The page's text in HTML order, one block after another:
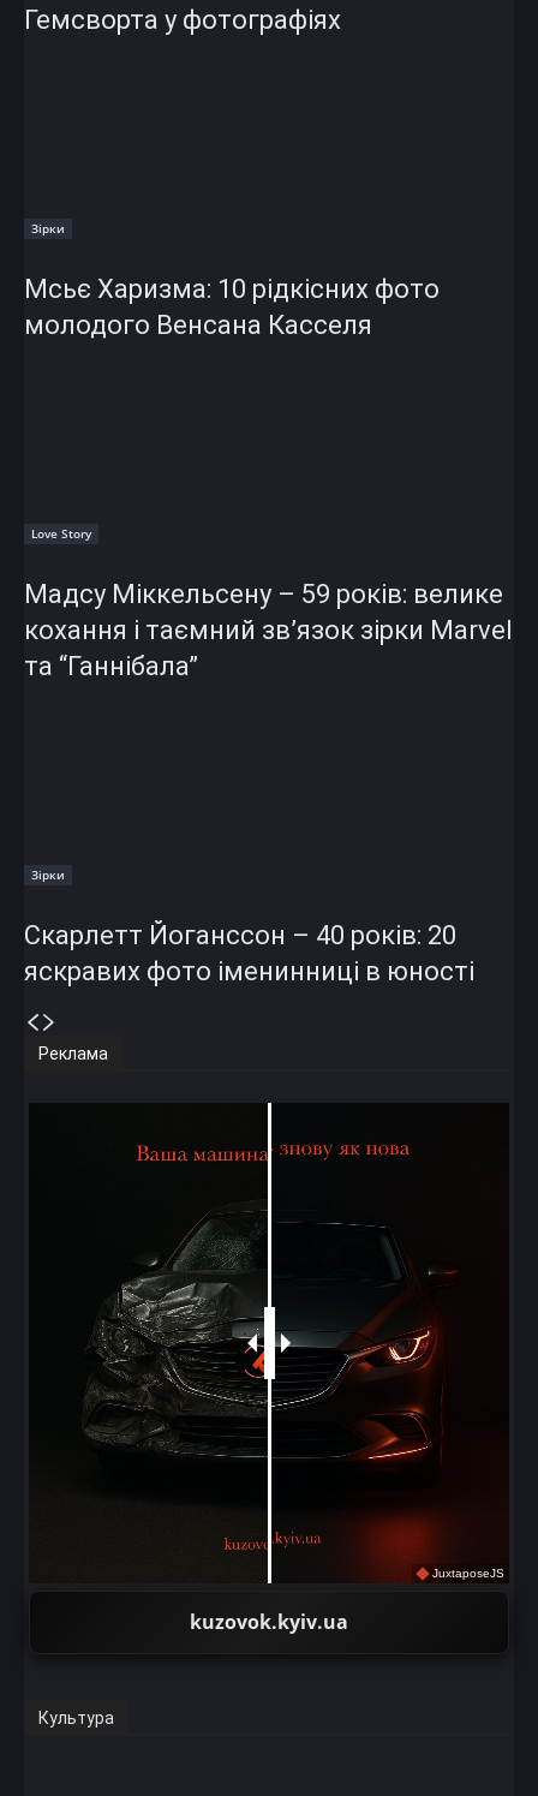
Гемсворта у фотографіях
Зірки
Мсьє Харизма: 10 рідкісних фото
молодого Венсана Касселя
Love Story
Мадсу Міккельсену – 59 років: велике
кохання і таємний зв’язок зірки Marvel
та “Ганнібала”
Зірки
Скарлетт Йоганссон – 40 років: 20
яскравих фото іменинниці в юності
Реклама
JuxtaposeJS
kuzovok.kyiv.ua
Культура